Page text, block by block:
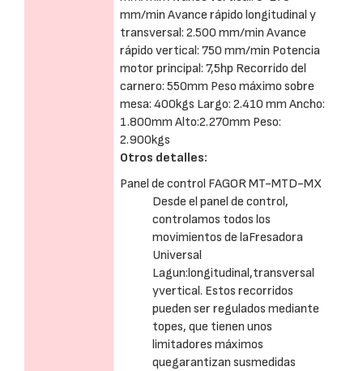
mm/min Avance rápido longitudinal y
transversal: 2.500 mm/min Avance
rápido vertical: 750 mm/min Potencia
motor principal: 7,5hp Recorrido del
carnero: 550mm Peso máximo sobre
mesa: 400kgs Largo: 2.410 mm Ancho:
1.800mm Alto:2.270mm Peso:
2.900kgs
Otros detalles:
Panel de control FAGOR MT-MTD-MX
Desde el panel de control,
controlamos todos los
movimientos de laFresadora
Universal
Lagun:longitudinal,transversal
yvertical. Estos recorridos
pueden ser regulados mediante
topes, que tienen unos
limitadores máximos
quegarantizan susmedidas